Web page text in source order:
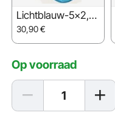
Lichtblauw-5x2,8
m
30,90€
Op voorraad